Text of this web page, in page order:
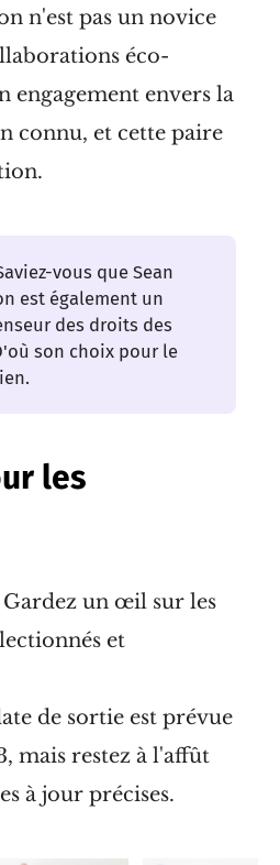
n'est pas un novice
éco-
engagement envers la
connu, et cette paire
vous que Sean
est également un
des droits des
son choix pour le
les
Gardez un œil sur les
et
de sortie est prévue
mais restez à l'affût
à jour précises.